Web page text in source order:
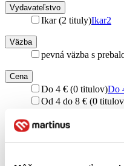
Vydavateľstvo
Ikar (2 tituly)Ikar2
Väzba
pevná väzba s
Cena
Do 4 € (0 titulov)Do
Od 4 do 8 € (0
Od 12 do 16 € (0